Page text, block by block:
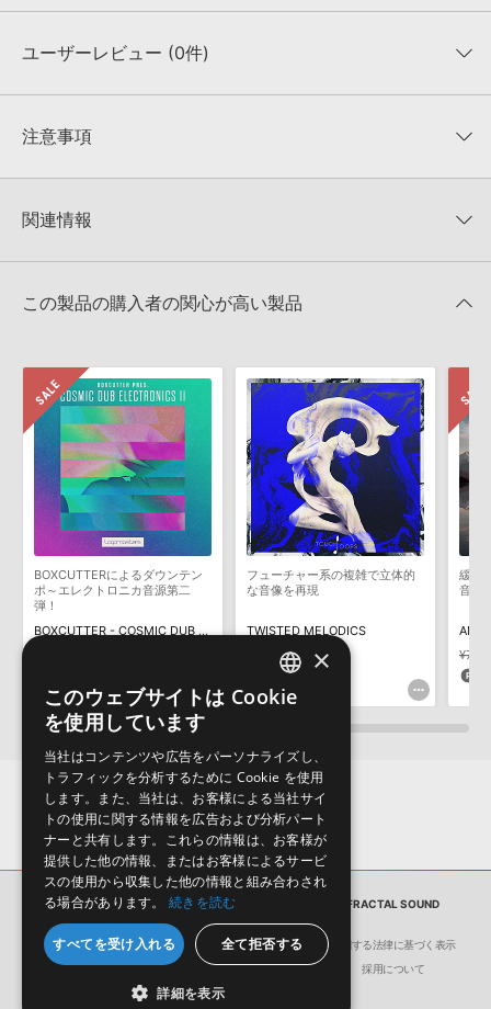
収録ファイル一覧
ユーザーレビュー (0件)
★★★★★
★5
★4
★1
注意事項
KONTAKTフォーマットは、
でお使いいただけます。無償版のKONTAKT PLAYERではお使いい
4GBを超えるデータに関するご注意：FAT32でフォーマットされた
きます際には、NTFSやHFS＋でフォーマットされたHDDをご用意
いただく必要がございます。
製品の購入手続き完了後、受注確認メールとシリアルナンバーをお
知らせするメールの2通が送信されます。メールに記載されており
ます説明に沿って、製品のダウンロード／導入を行って下さい。
サンプルパック製品には、原則として日本語版操作マニュアルをご
用意しておりません。ご購入後のご不明点や詳細に関するお問い合
わせなどはテクニカルサポート
までご連絡ください。
デモソングは、製品収録サウンドを使ってできることを紹介するた
めのデモンストレーション用の楽曲です。原則として、デモソング
そのものをお使いいただくことはできません。また、デモソングを
構成する全てのサウンドが、サンプルパックに含まれていることを
ダウンロード製品という性質上、一切の返品・返金はお受け付け致
しかねます。
関連情報
マーセール！
この製品の購入者の関心が高い製品
BOXCUTTERによるダウンテン
ポ～エレクトロニカ音源第二
弾！
BOXCUTTER - COSMIC DUB ELECTRONICS 2
フューチャー系の複雑で立体的
な音像を再現
TWISTED MELODICS
¥5,104
255pt
緩や
音源
サンプルパック EVAC & PHIDELITY PRESENT FRACTAL SOUND
会社概要 環境保護（CSR）への取り組み
特定商取引に関する法律に基づく表示
サイト動作環境
利用規約 個人情報の保護について 採用について
ENGLISH
×
このウェブサイトは Cookie
を使用しています
当社はコンテンツや広告をパーソナライズし、
トラフィックを分析するために Cookie を使用
します。また、当社は、お客様による当社サイ
トの使用に関する情報を広告および分析パート
ナーと共有します。これらの情報は、お客様が
提供した他の情報、またはお客様によるサービ
スの使用から収集した他の情報と組み合わされ
る場合があります。
続きを読む
すべてを受け入れる 全て拒否する
詳細を表示